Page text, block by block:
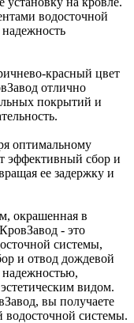
водосточной
красный цвет
отлично
покрытий и
оптимальному
эффективный сбор и
ее задержку и
окрашенная в
- это
системы,
и отвод дождевой
видом.
вы получаете
водосточной системы.